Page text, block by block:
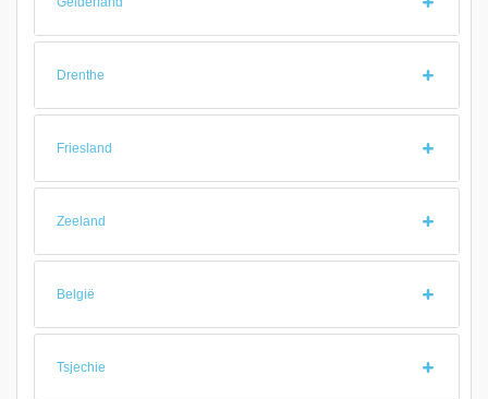
Drenthe
Friesland
Zeeland
België
Tsjechie